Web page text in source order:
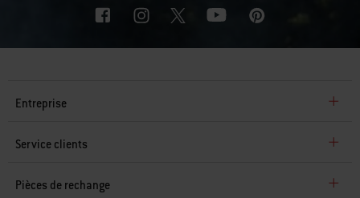
Entreprise
Service clients
Pièces de rechange